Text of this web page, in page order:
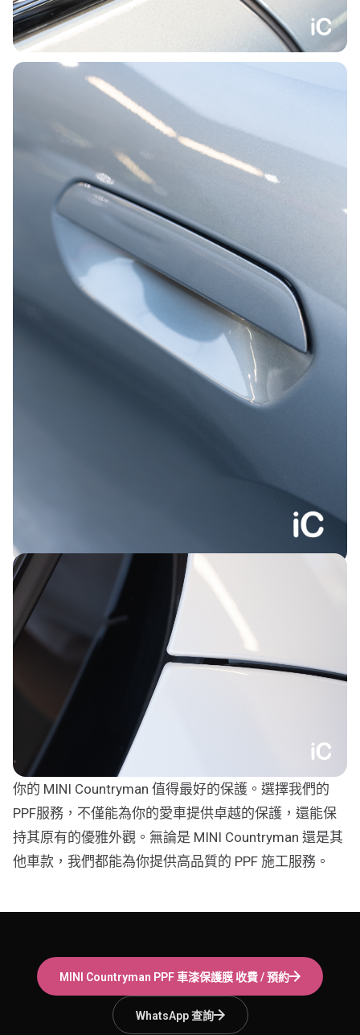
你的 MINI Countryman 值得最好的保護。選擇我們的
PPF服務，不僅能為你的愛車提供卓越的保護，還能保
持其原有的優雅外觀。無論是 MINI Countryman 還是其
他車款，我們都能為你提供高品質的 PPF 施工服務。
MINI Countryman PPF 車漆保護膜 收費 / 預約
WhatsApp 查詢